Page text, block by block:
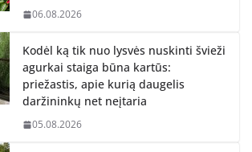
06.08.2026
Kodėl ką tik nuo lysvės nuskinti švieži
agurkai staiga būna kartūs:
priežastis, apie kurią daugelis
daržininkų net neįtaria
05.08.2026